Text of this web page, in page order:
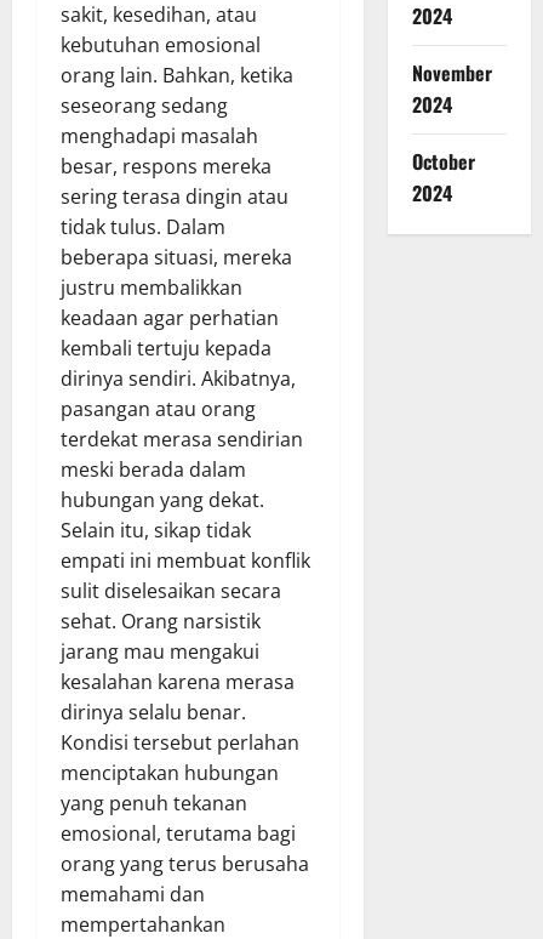
sakit, kesedihan, atau
kebutuhan emosional
orang lain. Bahkan, ketika
seseorang sedang
menghadapi masalah
besar, respons mereka
sering terasa dingin atau
tidak tulus. Dalam
beberapa situasi, mereka
justru membalikkan
keadaan agar perhatian
kembali tertuju kepada
dirinya sendiri. Akibatnya,
pasangan atau orang
terdekat merasa sendirian
meski berada dalam
hubungan yang dekat.
Selain itu, sikap tidak
empati ini membuat konflik
sulit diselesaikan secara
sehat. Orang narsistik
jarang mau mengakui
kesalahan karena merasa
dirinya selalu benar.
Kondisi tersebut perlahan
menciptakan hubungan
yang penuh tekanan
emosional, terutama bagi
orang yang terus berusaha
memahami dan
mempertahankan
2024
November
2024
October
2024